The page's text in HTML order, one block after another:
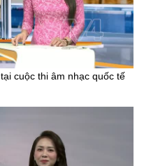
cuộc thi âm nhạc quốc tế